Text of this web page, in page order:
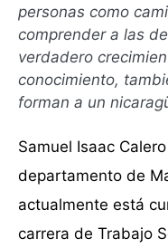
personas como
comprender a las
verdadero
conocimiento,
forman a un
Samuel Isaac
departamento de
actualmente está
carrera de Trabajo